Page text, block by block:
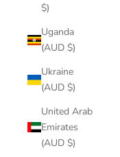
$)
Uganda
(AUD $)
Ukraine
(AUD $)
United Arab
Emirates
(AUD $)